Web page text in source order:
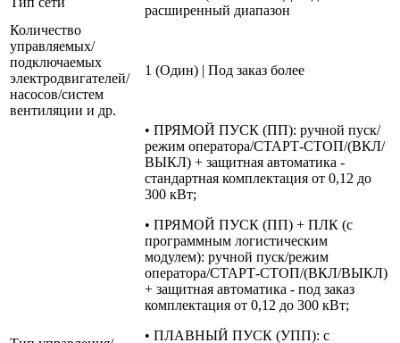
расширенный диапазон
Количество
управляемых/
подключаемых
электродвигателей/
насосов/систем
вентиляции и др.
1 (Один) | Под заказ более
• ПРЯМОЙ ПУСК (ПП): ручной пуск/
режим оператора/СТАРТ-СТОП/(ВКЛ/
ВЫКЛ) + защитная автоматика -
стандартная комплектация от 0,12 до
300 кВт;
• ПРЯМОЙ ПУСК (ПП) + ПЛК (с
программным логистическим
модулем): ручной пуск/режим
оператора/СТАРТ-СТОП/(ВКЛ/ВЫКЛ)
+ защитная автоматика - под заказ
комплектация от 0,12 до 300 кВт;
• ПЛАВНЫЙ ПУСК (УПП): с